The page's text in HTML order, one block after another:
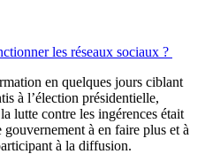
les réseaux sociaux ?
en quelques jours ciblant
à l’élection présidentielle,
lutte contre les ingérences était
à en faire plus et à
à la diffusion.